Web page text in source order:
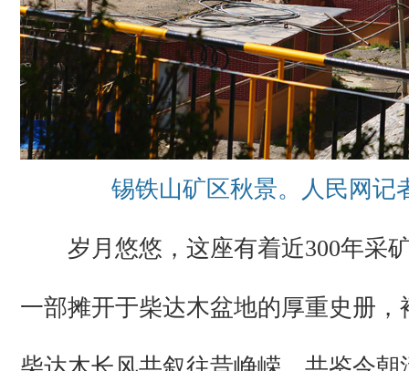
锡铁山矿区秋景。人民网记
岁月悠悠，这座有着近300年采
一部摊开于柴达木盆地的厚重史册，